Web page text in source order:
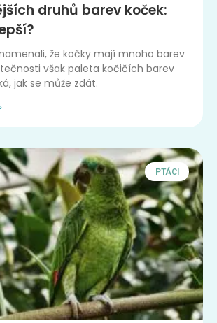
druhů barev koček:
že kočky mají mnoho barev
však paleta kočičích barev
jak se může zdát.
PTÁCI